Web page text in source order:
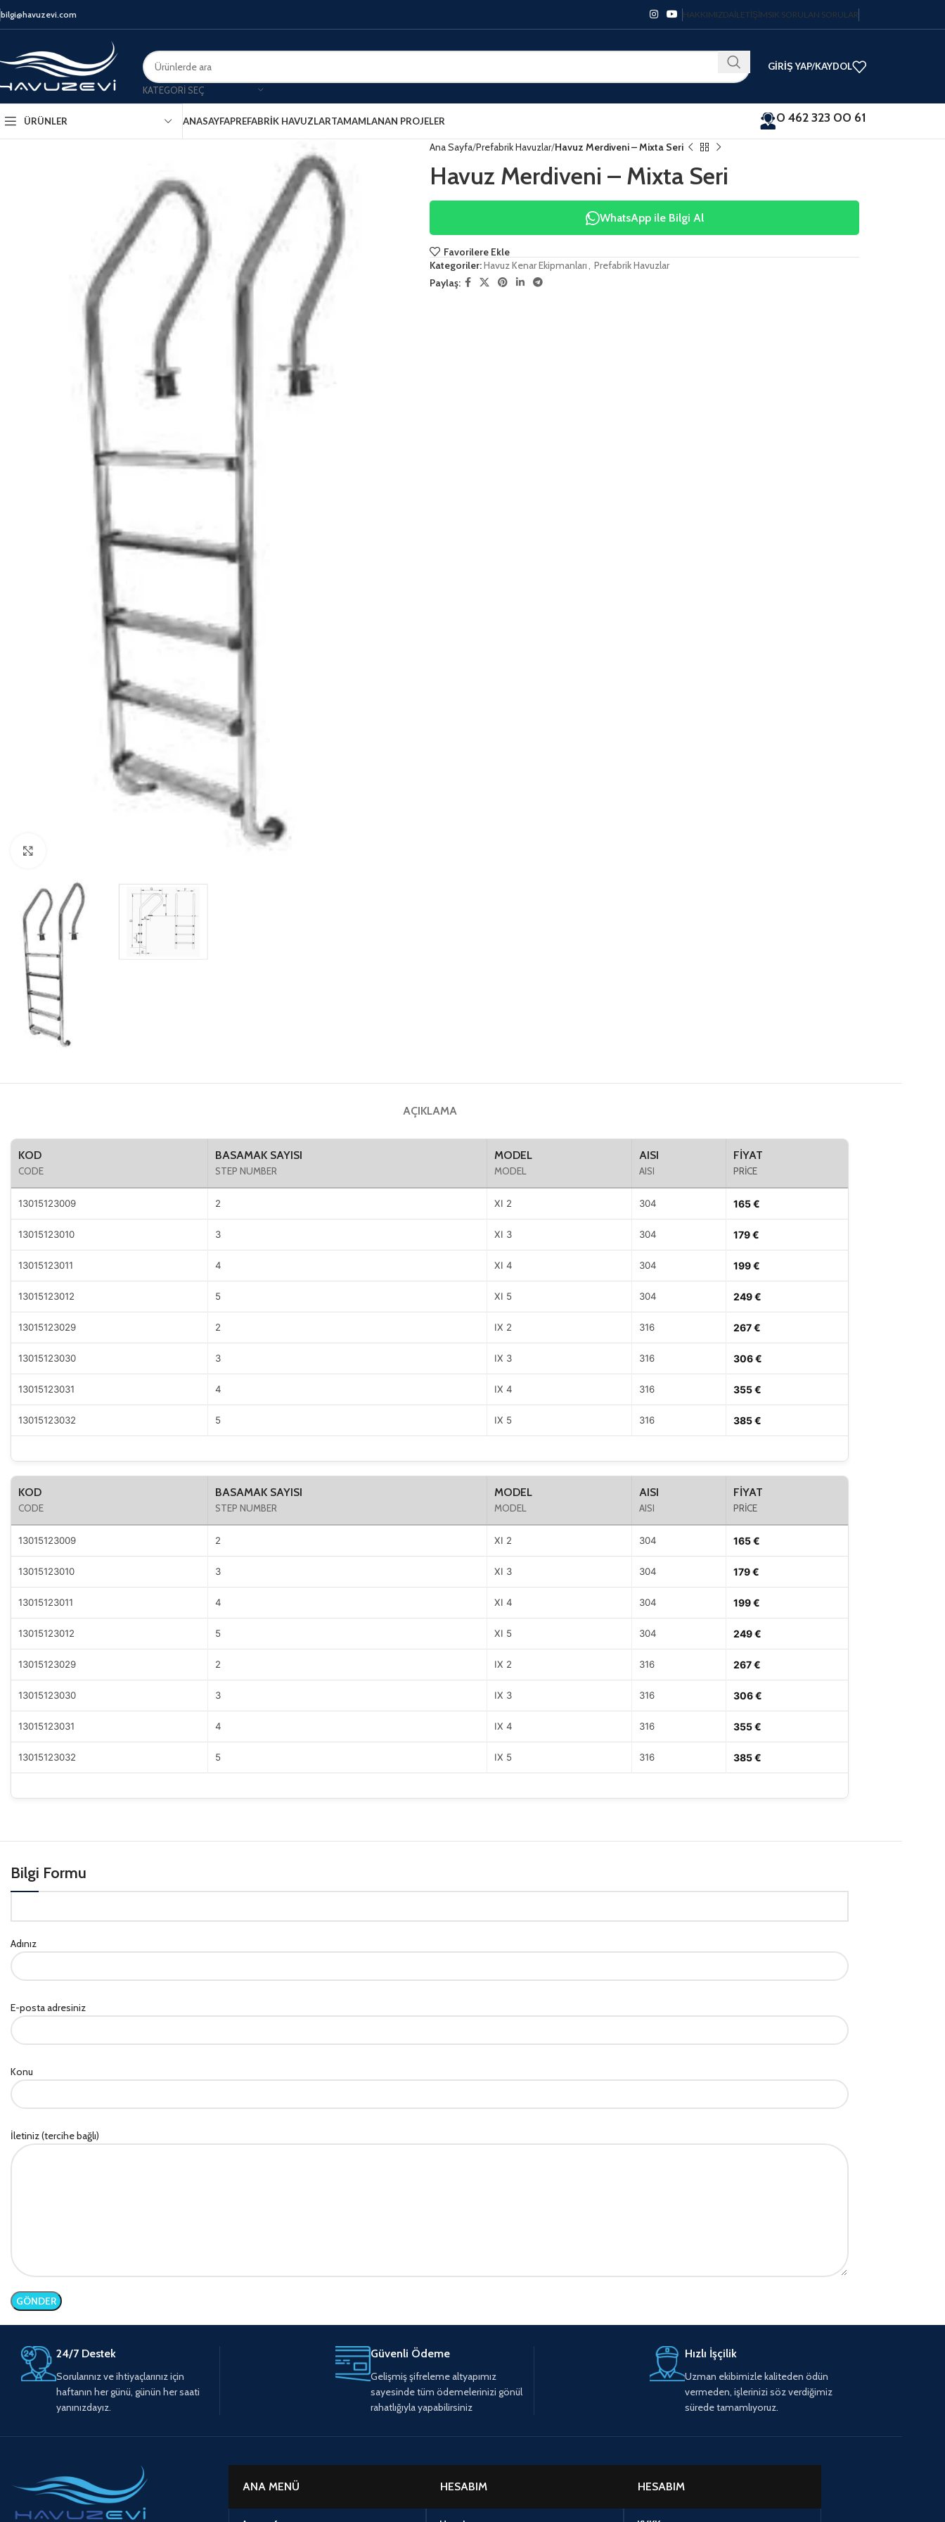
bilgi@havuzevi.com HAKKIMIZDAİLETIŞIMSIK SORULAN SORULAR
KATEGORI SEÇ
GIRIŞ YAP/KAYDOL
ÜRÜNLER ANASAYFAPREFABRIK HAVUZLARTAMAMLANAN PROJELER 0 462 323 00 61
Ana Sayfa Prefabrik Havuzlar Havuz Merdiveni – Mixta Seri
Havuz Merdiveni – Mixta Seri
WhatsApp ile Bilgi Al
Favorilere Ekle
Kategoriler:Havuz Kenar Ekipmanları, Prefabrik Havuzlar
Paylaş:
AÇIKLAMA
KOD
CODE
BASAMAK SAYISI
STEP NUMBER
MODEL
MODEL
AISI
AISI
FIYAT
PRICE
13015123009 2 XI 2 304 165 €
13015123010 3 XI 3 304 179 €
13015123011 4 XI 4 304 199 €
13015123012 5 XI 5 304 249 €
13015123029 2 IX 2 316 267 €
13015123030 3 IX 3 316 306 €
13015123031 4 IX 4 316 355 €
13015123032 5 IX 5 316 385 €
KOD
CODE
BASAMAK SAYISI
STEP NUMBER
MODEL
MODEL
AISI
AISI
FIYAT
PRICE
13015123009 2 XI 2 304 165 €
13015123010 3 XI 3 304 179 €
13015123011 4 XI 4 304 199 €
13015123012 5 XI 5 304 249 €
13015123029 2 IX 2 316 267 €
13015123030 3 IX 3 316 306 €
13015123031 4 IX 4 316 355 €
13015123032 5 IX 5 316 385 €
Bilgi Formu
Adınız
E-posta adresiniz
Konu
İletiniz (tercihe bağlı)
24/7 Destek
Sorularınız ve ihtiyaçlarınız için
haftanın her günü, günün her saati
yanınızdayız.
Güvenli Ödeme
Gelişmiş şifreleme altyapımız
sayesinde tüm ödemelerinizi gönül
rahatlığıyla yapabilirsiniz
Hızlı İşçilik
Uzman ekibimizle kaliteden ödün
vermeden, işlerinizi söz verdiğimiz
sürede tamamlıyoruz.
ANA MENÜ HESABIM HESABIM